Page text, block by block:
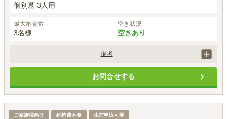
個別墓 3人用
最大納骨数
3名様
空き状況
空きあり
備考
個人墓誌（扇型）を希望する場合は、1基143,000円（税込）が別途必
追加登録は、契約時は1名追加毎に330,000円が必要です。
お問合せする
永代供養付樹木葬（自然葬墓地）「鎌足桜の風」
ご家族様向け 維持費不要 生前申込可能